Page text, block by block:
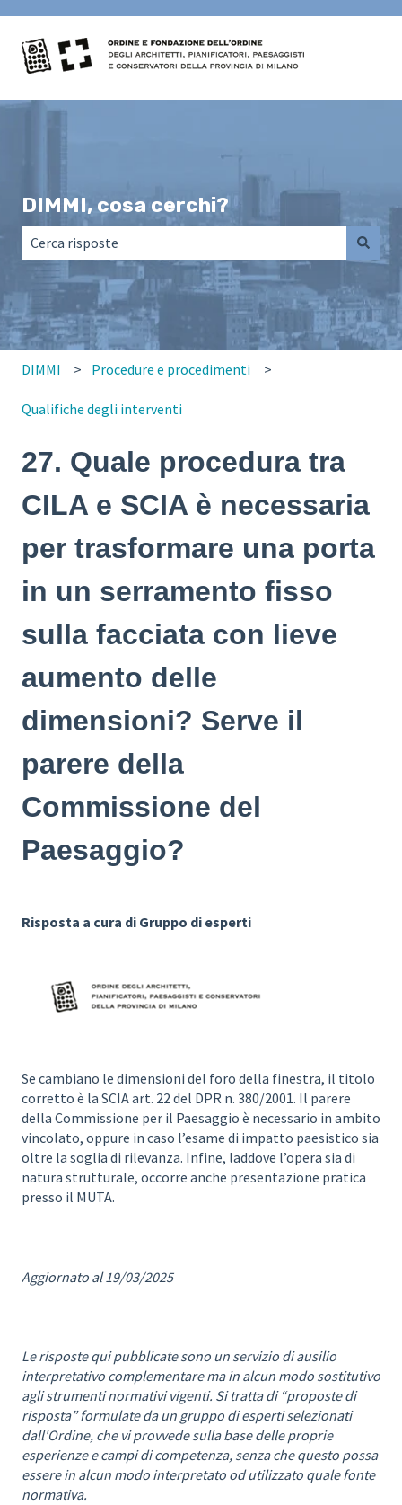
DIMMI, cosa cerchi?
Non sono presenti suggerimenti perché il campo di
DIMMI Procedure e procedimenti
Qualifiche degli interventi
27. Quale procedura tra
CILA e SCIA è necessaria
per trasformare una porta
in un serramento fisso
sulla facciata con lieve
aumento delle
dimensioni? Serve il
parere della
Commissione del
Paesaggio?
Risposta a cura di Gruppo di esperti
Se cambiano le dimensioni del foro della finestra, il titolo
corretto è la SCIA art. 22 del DPR n. 380/2001. Il parere
della Commissione per il Paesaggio è necessario in ambito
vincolato, oppure in caso l’esame di impatto paesistico sia
oltre la soglia di rilevanza. Infine, laddove l’opera sia di
natura strutturale, occorre anche presentazione pratica
presso il MUTA.
Aggiornato al 19/03/2025
Le risposte qui pubblicate sono un servizio di ausilio
interpretativo complementare ma in alcun modo sostitutivo
agli strumenti normativi vigenti. Si tratta di “proposte di
risposta” formulate da un gruppo di esperti selezionati
dall'Ordine, che vi provvede sulla base delle proprie
esperienze e campi di competenza, senza che questo possa
essere in alcun modo interpretato od utilizzato quale fonte
normativa.